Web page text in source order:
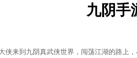
九阴手
侠来到九阴真武侠世界，闯荡江湖的路上